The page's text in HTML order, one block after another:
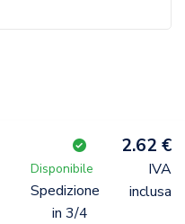
Disponibile
Spedizione
in 3/4
2.62 €
IVA
inclusa